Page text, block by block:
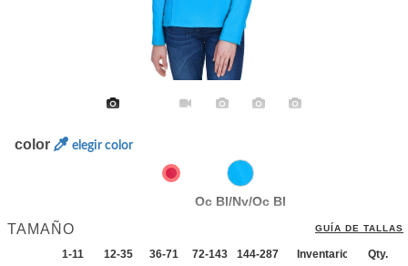
color elegir color
Oc Bl/Nv/Oc Bl
TAMAÑO GUÍA DE TALLAS
1-11 12-35 36-71 72-143 144-287 288 + Mas
Inventario Qty.